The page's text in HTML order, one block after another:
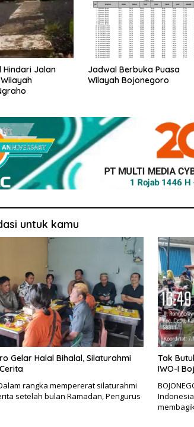
Hindari Jalan
Jadwal Berbuka Puasa
Wilayah Bojonegoro
untuk kamu
Gelar Halal Bihalal, Silaturahmi
rangka mempererat silaturahmi
setelah bulan Ramadan, Pengurus
Tak
IWO-I